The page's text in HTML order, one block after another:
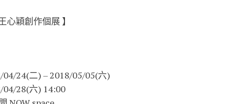
心穎創作個展 】
04/24(二) – 2018/05/05(六)
04/28(六) 14:00